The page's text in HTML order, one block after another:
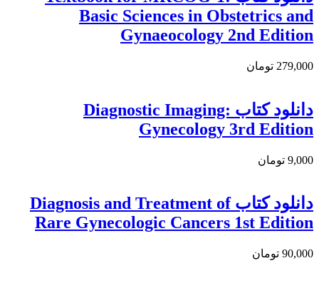
Basic Sciences in Obstetrics and
Gynaeocology 2nd Edition
279,000 تومان
دانلود کتاب Diagnostic Imaging:
Gynecology 3rd Edition
9,000 تومان
دانلود كتاب Diagnosis and Treatment of
Rare Gynecologic Cancers 1st Edition
90,000 تومان